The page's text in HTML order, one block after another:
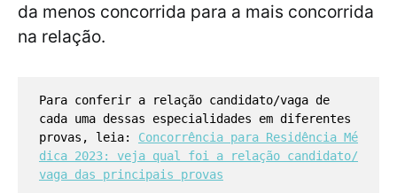
da menos concorrida para a mais concorrida
na relação.
Para conferir a relação candidato/vaga de
cada uma dessas especialidades em diferentes
provas, leia: Concorrência para Residência Mé
dica 2023: veja qual foi a relação candidato/
vaga das principais provas